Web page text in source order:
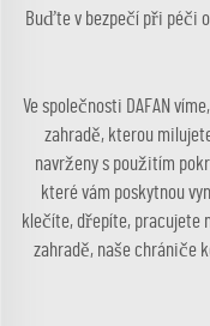
Buďte v bezpečí při péči
Ve společnosti DAFAN
zahradě, kterou
navrženy s použitím
které vám poskytnou
klečíte, dřepíte, pracujete
zahradě, naše chrániče